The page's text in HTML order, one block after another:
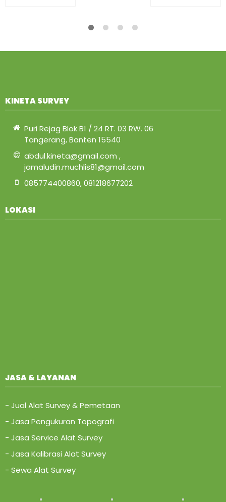
KINETA SURVEY
Puri Rejag Blok B1 / 24 RT. 03 RW. 06
Tangerang, Banten 15540
abdul.kineta@gmail.com ,
jamaludin.muchlis81@gmail.com
085774400860, 081218677202
LOKASI
JASA & LAYANAN
- Jual Alat Survey & Pemetaan
- Jasa Pengukuran Topografi
- Jasa Service Alat Survey
- Jasa Kalibrasi Alat Survey
- Sewa Alat Survey